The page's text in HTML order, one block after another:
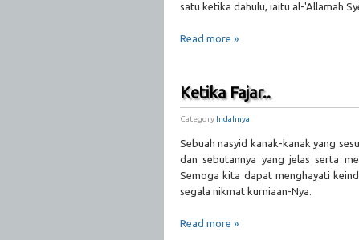
satu ketika dahulu, iaitu al-'Allamah
Read more »
Ketika Fajar..
Category Indahnya
Sebuah nasyid kanak-kanak yang
dan sebutannya yang jelas serta
Semoga kita dapat menghayati
segala nikmat kurniaan-Nya.
Read more »